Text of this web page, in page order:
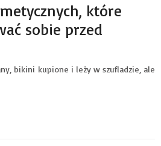
które
sobie przed
bikini kupione i leży w szufladzie, ale